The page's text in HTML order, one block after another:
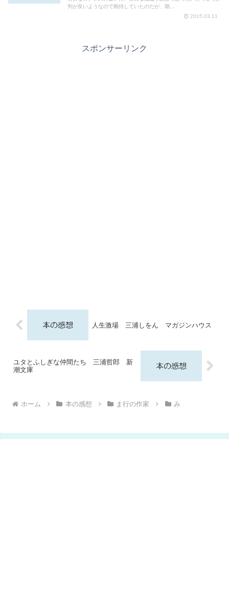
判が良いようなので期待していたのだが、期...
2015.03.11
スポンサーリンク
人生激場 三浦しをん マガジンハウス
ユタとふしぎな仲間たち 三浦哲郎 新
潮文庫
ホーム 本の感想 ま行の作家 み